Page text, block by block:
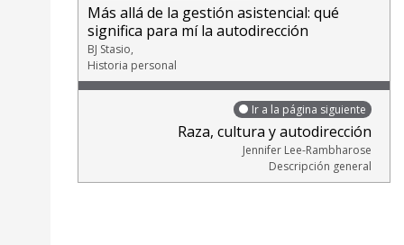
Más allá de la gestión asistencial: qué
significa para mí la autodirección
BJ Stasio,
Historia personal
Ir a la página siguiente
Raza, cultura y autodirección
Jennifer Lee-Rambharose
Descripción general